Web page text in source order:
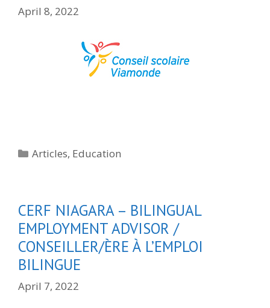
April 8, 2022
Categories
Articles, Education
CERF NIAGARA – BILINGUAL
EMPLOYMENT ADVISOR /
CONSEILLER/ÈRE À L’EMPLOI
BILINGUE
April 7, 2022